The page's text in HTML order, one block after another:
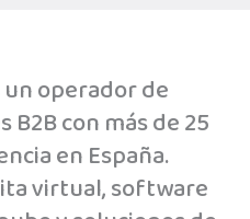
operador de
con más de 25
en España.
virtual, software